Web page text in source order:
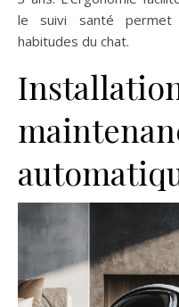
le suivi santé permet
habitudes du chat.